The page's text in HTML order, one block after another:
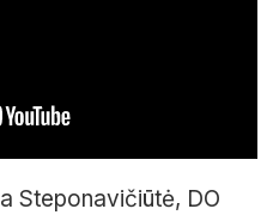
Steponavičiūtė, DO